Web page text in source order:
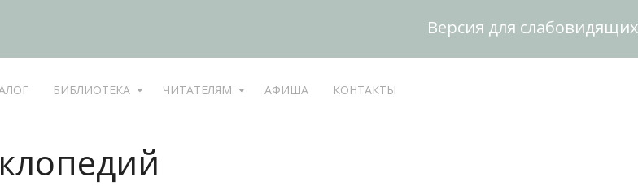
Версия для слабовидящих
БИБЛИОТЕКА ЧИТАТЕЛЯМ АФИША КОНТАКТЫ